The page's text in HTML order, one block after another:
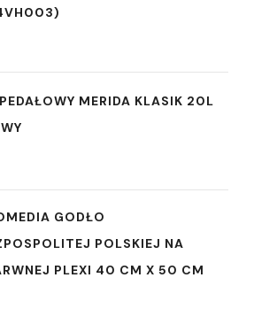
MERIDA KLASIK 20L
GODŁO
POLSKIEJ NA
PLEXI 40 CM X 50 CM